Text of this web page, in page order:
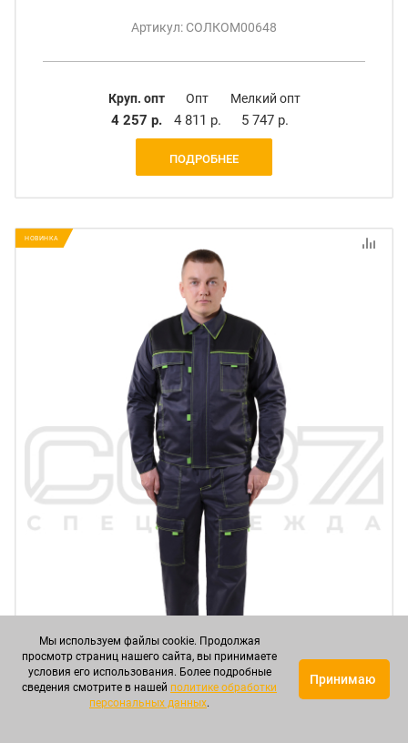
Артикул: СОЛКОМ00648
Круп. опт
4 257 р.
Опт
4 811 р.
Мелкий опт
5 747 р.
ПОДРОБНЕЕ
НОВИНКА
Мы используем файлы cookie. Продолжая
просмотр страниц нашего сайта, вы принимаете
условия его использования. Более подробные
сведения смотрите в нашей политике обработки
персональных данных.
Принимаю